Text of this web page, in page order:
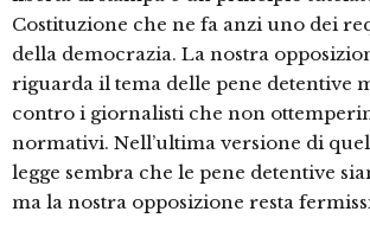
Costituzione che ne fa anzi uno dei
della democrazia. La nostra
riguarda il tema delle pene detentive
contro i giornalisti che non
normativi. Nell’ultima versione di
legge sembra che le pene detentive
ma la nostra opposizione resta